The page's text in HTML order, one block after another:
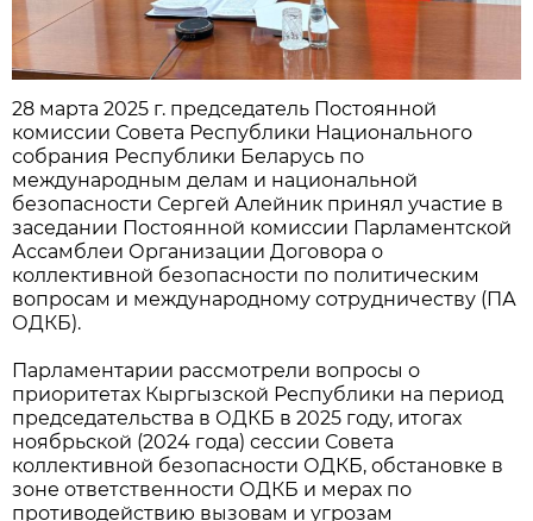
28 марта 2025 г. председатель Постоянной
комиссии Совета Республики Национального
собрания Республики Беларусь по
международным делам и национальной
безопасности Сергей Алейник принял участие в
заседании Постоянной комиссии Парламентской
Ассамблеи Организации Договора о
коллективной безопасности по политическим
вопросам и международному сотрудничеству (ПА
ОДКБ).
Парламентарии рассмотрели вопросы о
приоритетах Кыргызской Республики на период
председательства в ОДКБ в 2025 году, итогах
ноябрьской (2024 года) сессии Совета
коллективной безопасности ОДКБ, обстановке в
зоне ответственности ОДКБ и мерах по
противодействию вызовам и угрозам